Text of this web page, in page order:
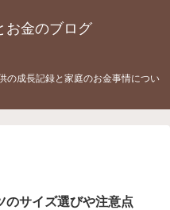
お金のブログ
の成長記録と家庭のお金事情につい
のサイズ選びや注意点